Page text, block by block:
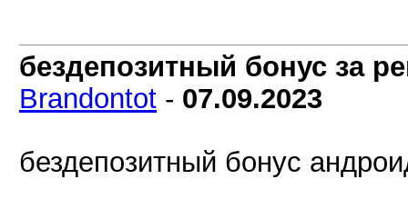
бездепозитный бонус за
Brandontot - 07.09.2023
бездепозитный бонус